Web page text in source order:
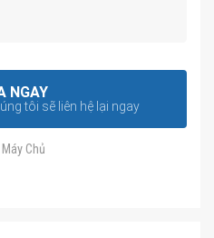
NGAY
tôi sẽ liên hệ lại ngay
Chủ